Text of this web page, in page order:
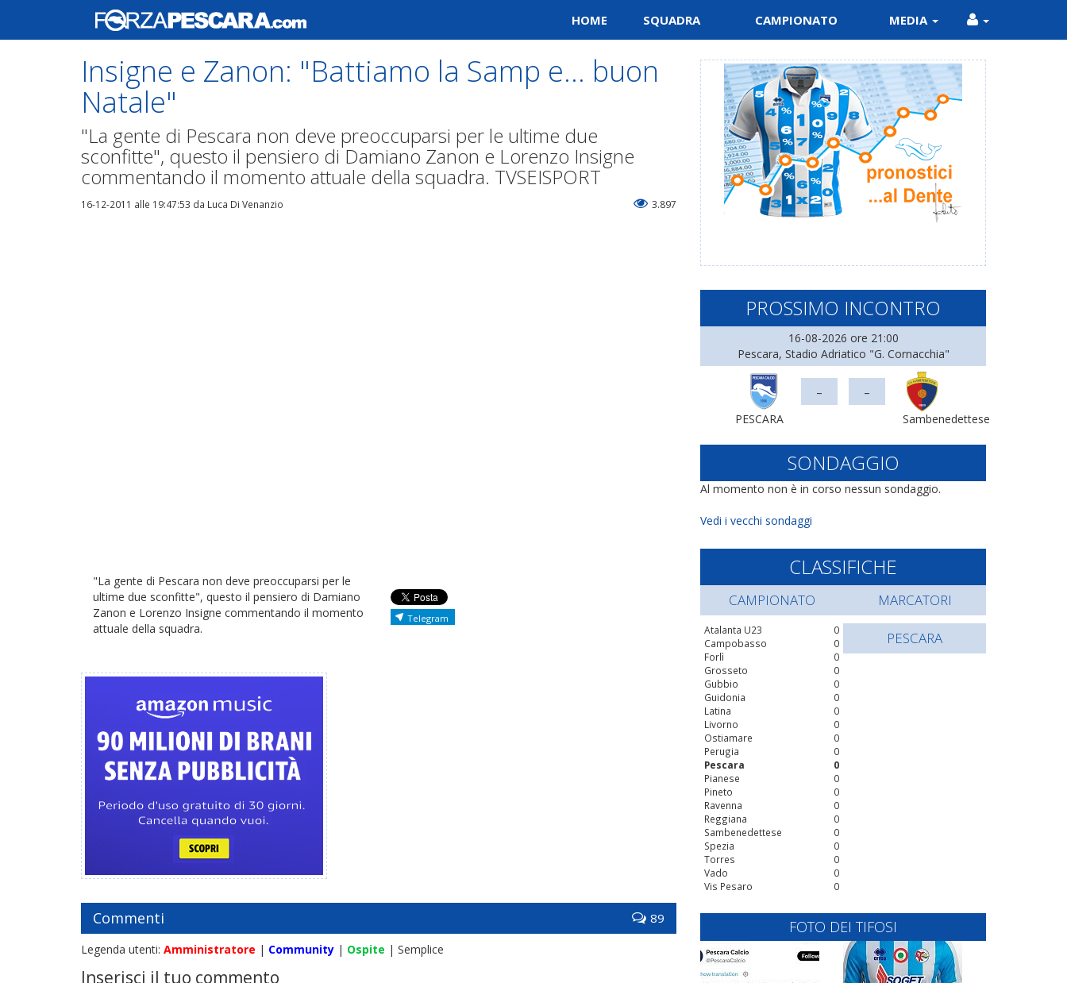
HOME SQUADRA CAMPIONATO MEDIA
Insigne e Zanon: "Battiamo la Samp e... buon
Natale"
"La gente di Pescara non deve preoccuparsi per le ultime due
sconfitte", questo il pensiero di Damiano Zanon e Lorenzo Insigne
commentando il momento attuale della squadra. TVSEISPORT
16-12-2011 alle 19:47:53 da Luca Di Venanzio 3.897
"La gente di Pescara non deve preoccuparsi per le
ultime due sconfitte", questo il pensiero di Damiano
Zanon e Lorenzo Insigne commentando il momento
attuale della squadra.
Telegram
Commenti 89
Legenda utenti: Amministratore | Community | Ospite | Semplice
Inserisci il tuo commento
PROSSIMO INCONTRO
16-08-2026 ore 21:00
Pescara, Stadio Adriatico "G. Cornacchia"
PESCARA
- -
Sambenedettese
SONDAGGIO
Al momento non è in corso nessun sondaggio.
Vedi i vecchi sondaggi
CLASSIFICHE
CAMPIONATO
0
Atalanta U23
0
Campobasso
0
Forlì
0
Grosseto
0
Gubbio
0
Guidonia
0
Latina
0
Livorno
0
Ostiamare
0
Perugia
0
Pescara
0
Pianese
0
Pineto
0
Ravenna
0
Reggiana
0
Sambenedettese
0
Spezia
0
Torres
0
Vado
0
Vis Pesaro
MARCATORI
PESCARA
FOTO DEI TIFOSI